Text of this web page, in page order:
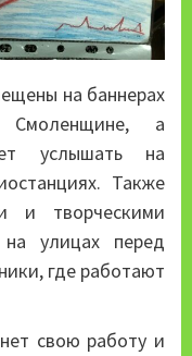
на баннерах
а
услышать на
Также
и творческими
улицах перед
где работают
свою работу и